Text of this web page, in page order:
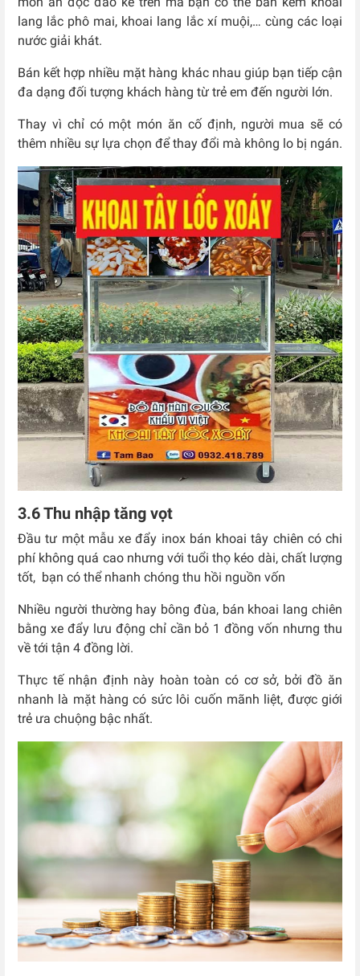
lang lắc phô mai, khoai lang lắc xí muội,… cùng các loại
nước giải khát.
Bán kết hợp nhiều mặt hàng khác nhau giúp bạn tiếp cận
đa dạng đối tượng khách hàng từ trẻ em đến người lớn.
Thay vì chỉ có một món ăn cố định, người mua sẽ có
thêm nhiều sự lựa chọn để thay đổi mà không lo bị ngán.
3.6 Thu nhập tăng vọt
Đầu tư một mẫu xe đẩy inox bán khoai tây chiên có chi
phí không quá cao nhưng với tuổi thọ kéo dài, chất lượng
tốt, bạn có thể nhanh chóng thu hồi nguồn vốn
Nhiều người thường hay bông đùa, bán khoai lang chiên
bằng xe đẩy lưu động chỉ cần bỏ 1 đồng vốn nhưng thu
về tới tận 4 đồng lời.
Thực tế nhận định này hoàn toàn có cơ sở, bởi đồ ăn
nhanh là mặt hàng có sức lôi cuốn mãnh liệt, được giới
trẻ ưa chuộng bậc nhất.